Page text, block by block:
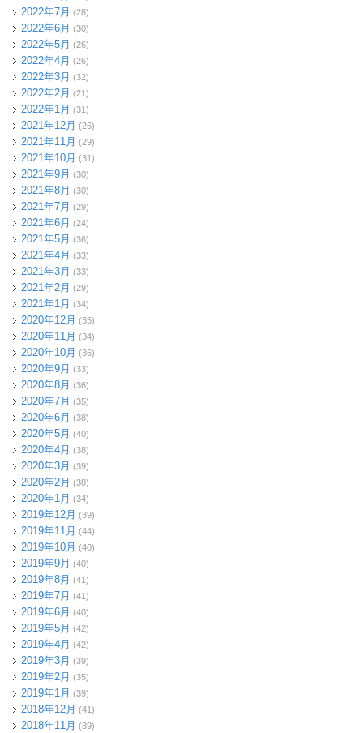
2022年7月 (28)
2022年6月 (30)
2022年5月 (26)
2022年4月 (26)
2022年3月 (32)
2022年2月 (21)
2022年1月 (31)
2021年12月 (26)
2021年11月 (29)
2021年10月 (31)
2021年9月 (30)
2021年8月 (30)
2021年7月 (29)
2021年6月 (24)
2021年5月 (36)
2021年4月 (33)
2021年3月 (33)
2021年2月 (29)
2021年1月 (34)
2020年12月 (35)
2020年11月 (34)
2020年10月 (36)
2020年9月 (33)
2020年8月 (36)
2020年7月 (35)
2020年6月 (38)
2020年5月 (40)
2020年4月 (38)
2020年3月 (39)
2020年2月 (38)
2020年1月 (34)
2019年12月 (39)
2019年11月 (44)
2019年10月 (40)
2019年9月 (40)
2019年8月 (41)
2019年7月 (41)
2019年6月 (40)
2019年5月 (42)
2019年4月 (42)
2019年3月 (39)
2019年2月 (35)
2019年1月 (39)
2018年12月 (41)
2018年11月 (39)